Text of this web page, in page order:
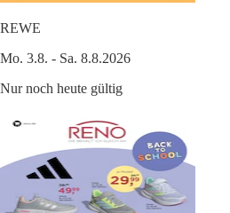
REWE
Mo. 3.8. - Sa. 8.8.2026
Nur noch heute gültig